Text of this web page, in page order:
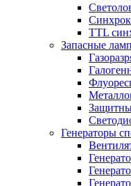
TTL
Запасные
Генераторы